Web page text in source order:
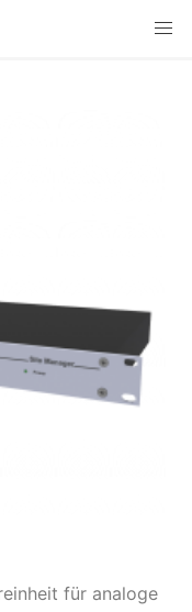
für analoge